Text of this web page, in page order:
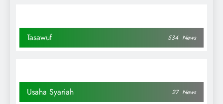
Tasawuf 534 News
Usaha Syariah 27 News